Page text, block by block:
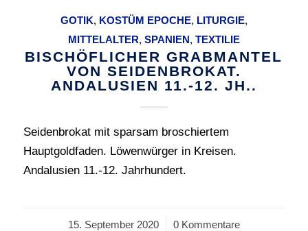
GOTIK, KOSTÜM EPOCHE, LITURGIE,
MITTELALTER, SPANIEN, TEXTILIE
BISCHÖFLICHER GRABMANTEL
VON SEIDENBROKAT.
ANDALUSIEN 11.-12. JH..
Seidenbrokat mit sparsam broschiertem
Hauptgoldfaden. Löwenwürger in Kreisen.
Andalusien 11.-12. Jahrhundert.
15. September 2020
/ 0 Kommentare